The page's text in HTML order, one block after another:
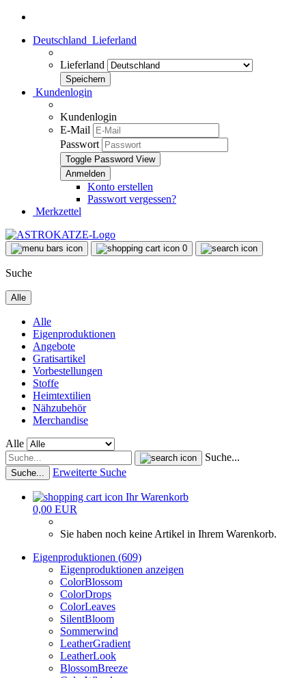
Deutschland Lieferland
Lieferland
Kundenlogin
Kundenlogin
E-Mail
Passwort
Toggle Password View
Konto erstellen
Passwort vergessen?
Merkzettel
0
Suche
Alle
Alle
Eigenproduktionen
Angebote
Gratisartikel
Vorbestellungen
Stoffe
Heimtextilien
Nähzubehör
Merchandise
Alle
Suche...
Suche... Erweiterte Suche
Ihr Warenkorb
0,00 EUR
Sie haben noch keine Artikel in Ihrem Warenkorb.
Eigenproduktionen (609)
Eigenproduktionen anzeigen
ColorBlossom
ColorDrops
ColorLeaves
SilentBloom
Sommerwind
LeatherGradient
LeatherLook
BlossomBreeze